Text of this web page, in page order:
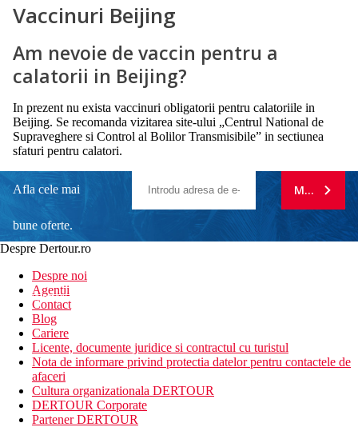
Vaccinuri Beijing
Am nevoie de vaccin pentru a
calatorii in Beijing?
In prezent nu exista vaccinuri obligatorii pentru calatoriile in
Beijing. Se recomanda vizitarea site-ului „Centrul National de
Supraveghere si Control al Bolilor Transmisibile” in sectiunea
sfaturi pentru calatori.
Afla cele mai
bune oferte.
newsletter!
MA
Despre Dertour.ro
Despre noi
Agentii
Contact
Blog
Cariere
Licente, documente juridice si contractul cu turistul
Nota de informare privind protectia datelor pentru contactele de
afaceri
Cultura organizationala DERTOUR
DERTOUR Corporate
Partener DERTOUR